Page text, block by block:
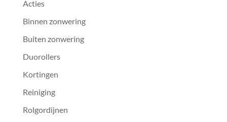
Acties
Binnen zonwering
Buiten zonwering
Duorollers
Kortingen
Reiniging
Rolgordijnen